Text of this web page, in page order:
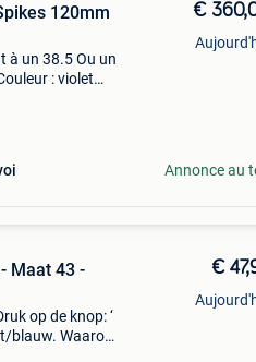
120mm
à un 38.5 Ou un
: violet
€
Annonce au
Maat 43 -
op de knop: ‘
blauw. Waarom
€